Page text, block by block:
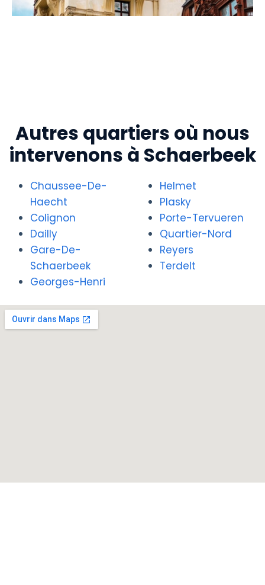
Autres quartiers où nous
intervenons à Schaerbeek
Chaussee-De-
Haecht
Colignon
Dailly
Gare-De-
Schaerbeek
Georges-Henri
Helmet
Plasky
Porte-Tervueren
Quartier-Nord
Reyers
Terdelt